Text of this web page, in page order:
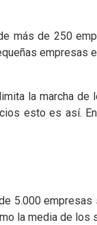
más de 250
empresas
la marcha
esto es así.
5.000
la media de